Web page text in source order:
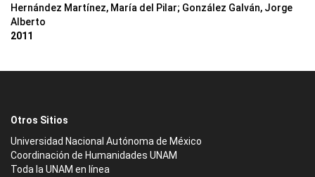
Hernández Martínez, María del Pilar; González Galván, Jorge
Alberto
2011
Otros Sitios
Universidad Nacional Autónoma de México
Coordinación de Humanidades UNAM
Toda la UNAM en línea